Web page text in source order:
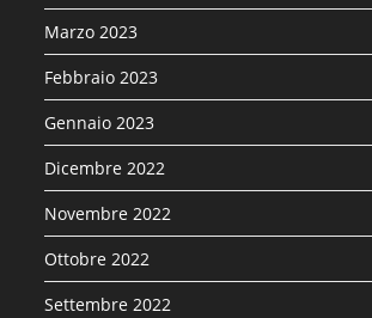
Marzo 2023
Febbraio 2023
Gennaio 2023
Dicembre 2022
Novembre 2022
Ottobre 2022
Settembre 2022